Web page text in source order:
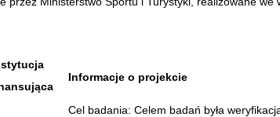
Informacje o projekcie
Cel badania: Celem badań była